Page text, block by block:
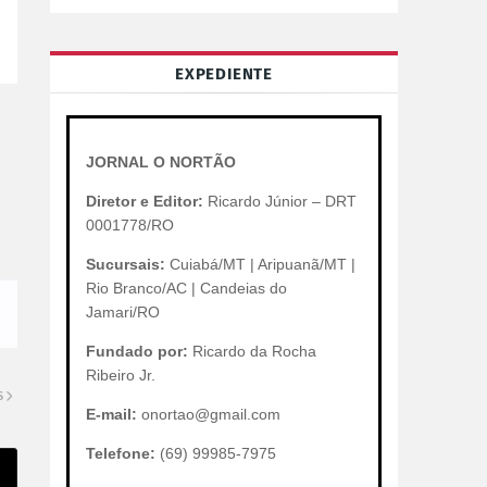
EXPEDIENTE
JORNAL O NORTÃO
Diretor e Editor: Ricardo Júnior – DRT
0001778/RO
Sucursais: Cuiabá/MT | Aripuanã/MT |
Rio Branco/AC | Candeias do
Jamari/RO
Fundado por: Ricardo da Rocha
Ribeiro Jr.
E-mail: onortao@gmail.com
Telefone: (69) 99985-7975